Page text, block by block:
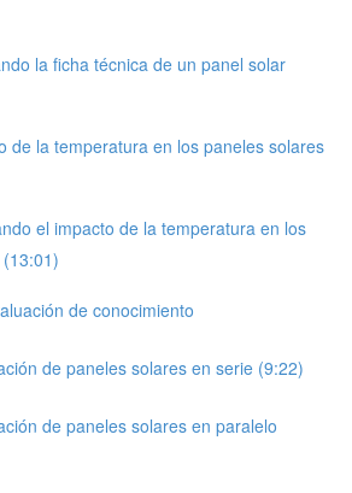
la ficha técnica de un panel solar
de la temperatura en los paneles solares
el impacto de la temperatura en los
de conocimiento
de paneles solares en serie (9:22)
de paneles solares en paralelo